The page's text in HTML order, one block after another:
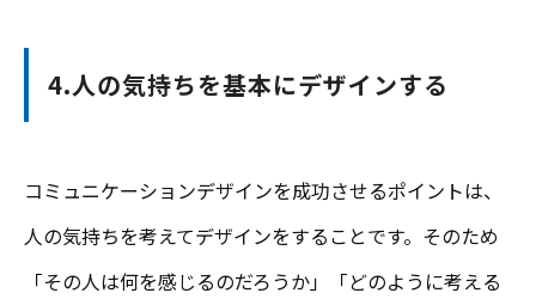
4.人の気持ちを基本にデザインする
コミュニケーションデザインを成功させるポイントは、
人の気持ちを考えてデザインをすることです。そのため
「その人は何を感じるのだろうか」「どのように考える